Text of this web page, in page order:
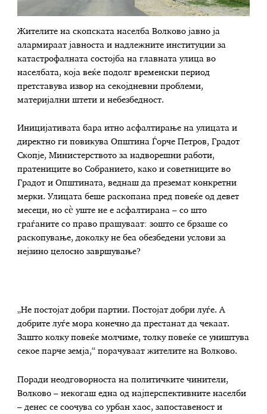
Жителите на скопската населба Волково јавно ја
алармираат јавноста и надлежните институции за
катастрофалната состојба на главната улица во
населбата, која веќе подолг временски период
претставува извор на секојдневни проблеми,
материјални штети и небезбедност.
Иницијативата бара итно асфалтирање на улицата и
директно ги повикува Општина Ѓорче Петров, Градот
Скопје, Министерството за надворешни работи,
пратениците во Собранието, како и советниците во
Градот и Општината, веднаш да преземат конкретни
мерки. Улицата беше раскопана пред повеќе од девет
месеци, но сè уште не е асфалтирана – со што
граѓаните со право прашуваат: зошто се брзаше со
раскопување, доколку не беа обезбедени услови за
нејзино целосно завршување?
„Не постојат добри партии. Постојат добри луѓе. А
добрите луѓе мора конечно да престанат да чекаат.
Зашто колку повеќе молчиме, толку повеќе се уништува
секое парче земја,“ порачуваат жителите на Волково.
Поради неодговорноста на политичките чинители,
Волково – некогаш една од најперспективните населби
– денес се соочува со урбан хаос, запоставеност и